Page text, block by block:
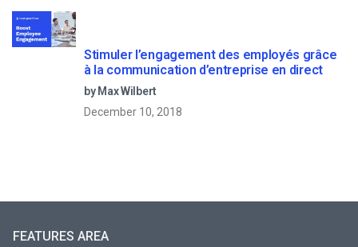
Stimuler l’engagement des employés grâce
à la communication d’entreprise en direct
by Max Wilbert
December 10, 2018
FEATURES AREA